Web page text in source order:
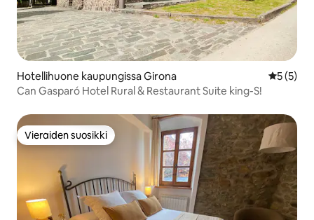
Hotellihuone kaupungissa Girona
5 (5)
Can Gasparó Hotel Rural & Restaurant Suite king-S!
Vieraiden suosikki
Vieraiden suosikki